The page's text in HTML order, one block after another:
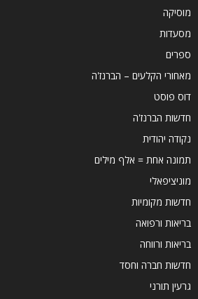
מוסיקה
מסעדות
ספרים
מאחורי הקלעים – הברנז'ה
דוס פוסט
חדשות הברנז'ה
נקודה יהודית
תמונה אחת = אלף מילים
מוניציפאלי
חדשות מקומיות
בריאות ורפואה
בריאות ורווחה
חדשות חברה וחסד
גרעין תורני